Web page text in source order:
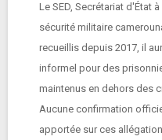
Le SED, Secrétariat d'État
sécurité militaire
recueillis depuis 2017, il
informel pour des
maintenus en dehors des
Aucune confirmation
apportée sur ces